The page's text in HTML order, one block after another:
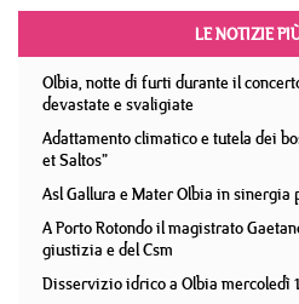
LE NOTIZIE
Olbia, notte di furti durante il
devastate e svaligiate
Adattamento climatico e tutela dei
et Saltos”
Asl Gallura e Mater Olbia in
A Porto Rotondo il magistrato
giustizia e del Csm
Disservizio idrico a Olbia mercoledì